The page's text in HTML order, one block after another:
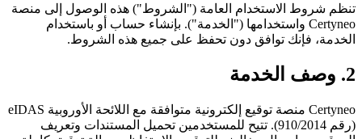
تنظم شروط الاستخدام العامة ("الشروط") هذه الوصول إلى منصة
Certyneo واستخدامها ("الخدمة"). بإنشاء حساب أو باستخدام
الخدمة، فإنك توافق دون تحفظ على جميع هذه الشروط.
2. وصف الخدمة
Certyneo منصة توقيع إلكترونية متوافقة مع اللائحة الأوروبية eIDAS
(رقم 910/2014). تتيح للمستخدمين تحميل المستندات وتعريف